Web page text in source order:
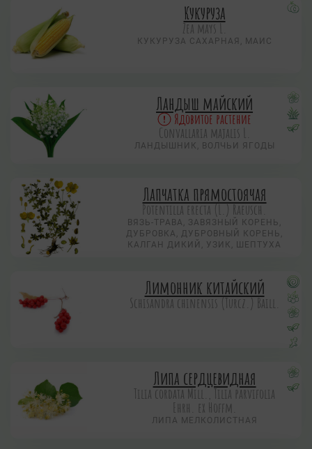
Кукуруза
Zea mays L.
КУКУРУЗА САХАРНАЯ, МАИС
Ландыш майский
Ядовитое растение
Convallaria majalis L.
ЛАНДЫШНИК, ВОЛЧЬИ ЯГОДЫ
Лапчатка прямостоячая
Potentilla erecta (L.) Raeusch.
ВЯЗЬ-ТРАВА, ЗАВЯЗНЫЙ КОРЕНЬ,
ДУБРОВКА, ДУБРОВНЫЙ КОРЕНЬ,
КАЛГАН ДИКИЙ, УЗИК, ШЕПТУХА
Лимонник китайский
Schisandra chinensis (Turcz.) Baill.
Липа сердцевидная
Tilia cordata Mill., Tilia parvifolia
Ehrh. ex Hoffm.
ЛИПА МЕЛКОЛИСТНАЯ